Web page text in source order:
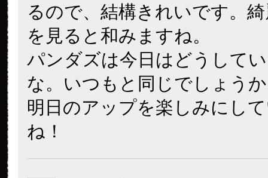
るので、結構きれいです。
を見ると和みますね。
パンダズは今日はどうして
な。いつもと同じでしょう
明日のアップを楽しみにし
ね！